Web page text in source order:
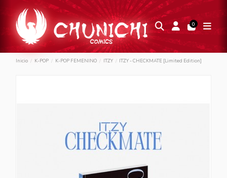
0
Inicio K-POP K-POP FEMENINO ITZY ITZY - CHECKMATE [Limited Edition]